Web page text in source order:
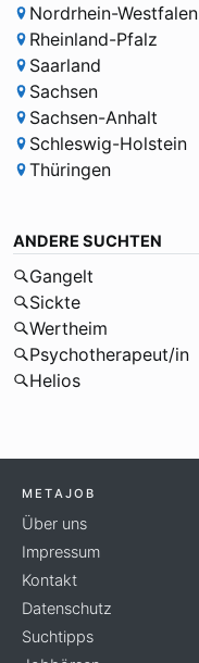
Nordrhein-Westfalen
Rheinland-Pfalz
Saarland
Sachsen
Sachsen-Anhalt
Schleswig-Holstein
Thüringen
ANDERE SUCHTEN
Gangelt
Sickte
Wertheim
Psychotherapeut/in
Helios
METAJOB
Über uns
Impressum
Kontakt
Datenschutz
Suchtipps